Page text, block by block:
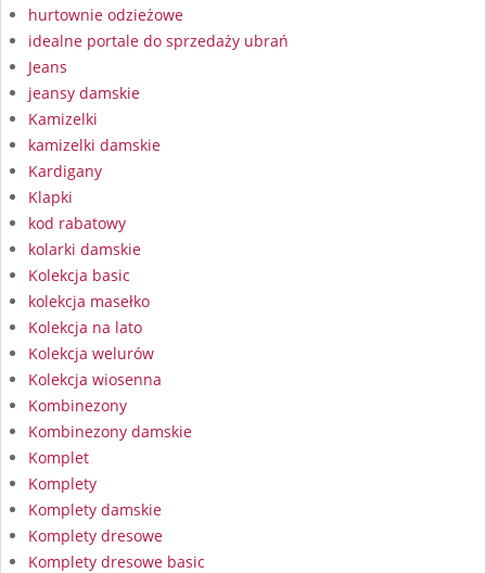
hurtownie odzieżowe
idealne portale do sprzedaży ubrań
Jeans
jeansy damskie
Kamizelki
kamizelki damskie
Kardigany
Klapki
kod rabatowy
kolarki damskie
Kolekcja basic
kolekcja masełko
Kolekcja na lato
Kolekcja welurów
Kolekcja wiosenna
Kombinezony
Kombinezony damskie
Komplet
Komplety
Komplety damskie
Komplety dresowe
Komplety dresowe basic